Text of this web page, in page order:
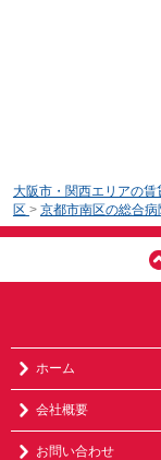
大阪市・関西エリアの
区 > 京都市南区の総合病
ホーム
会社概要
お問い合わせ